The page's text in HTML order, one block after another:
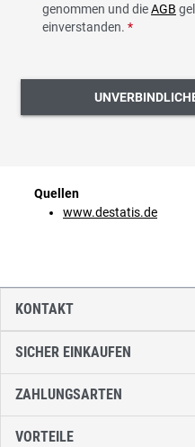
genommen und dieAGB
einverstanden. *
Quellen
www.destatis.de
SICHER EINKAUFEN
ZAHLUNGSARTEN
VORTEILE
KONTAKT